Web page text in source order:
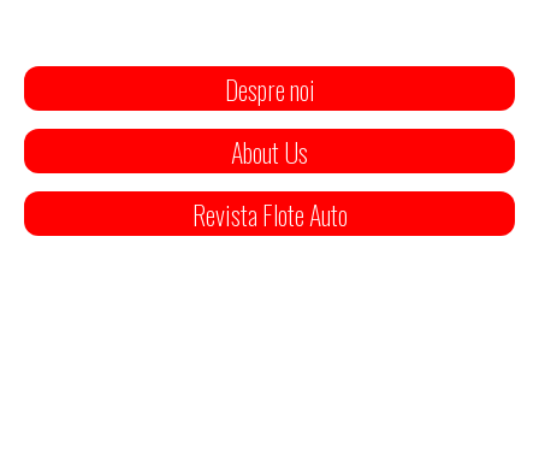
Despre noi
About Us
Revista Flote Auto